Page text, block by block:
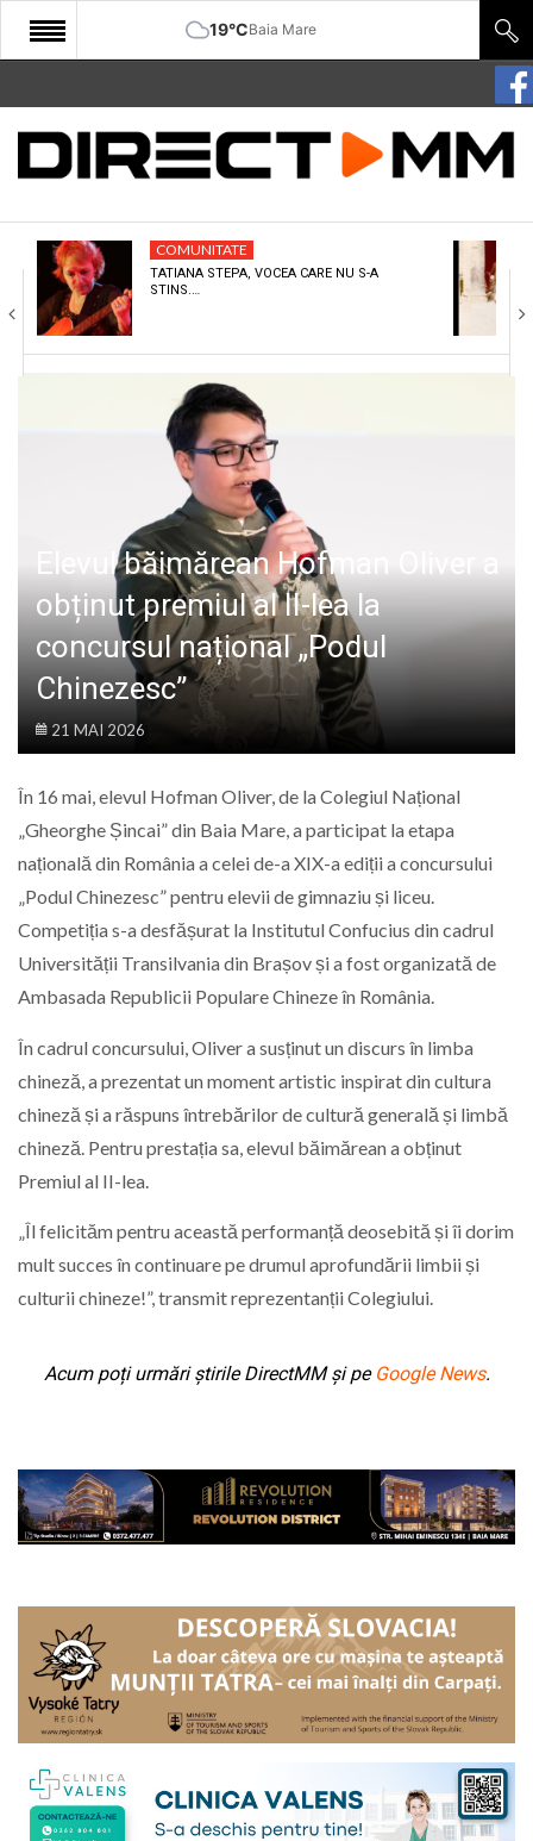
19°CBaia Mare
START
COMUNITATE
CULTURA
ECONOMIE
SANATATE
COMUNITATE
TATIANA STEPA, VOCEA CARE NU S-A
STINS.…
Elevul băimărean Hofman Oliver a
obținut premiul al II-lea la
concursul național „Podul
Chinezesc”
21 MAI 2026
În 16 mai, elevul Hofman Oliver, de la Colegiul Național
„Gheorghe Șincai” din Baia Mare, a participat la etapa
națională din România a celei de-a XIX-a ediții a concursului
„Podul Chinezesc” pentru elevii de gimnaziu și liceu.
Competiția s-a desfășurat la Institutul Confucius din cadrul
Universității Transilvania din Brașov și a fost organizată de
Ambasada Republicii Populare Chineze în România.
În cadrul concursului, Oliver a susținut un discurs în limba
chineză, a prezentat un moment artistic inspirat din cultura
chineză și a răspuns întrebărilor de cultură generală și limbă
chineză. Pentru prestația sa, elevul băimărean a obținut
Premiul al II-lea.
„Îl felicităm pentru această performanță deosebită și îi dorim
mult succes în continuare pe drumul aprofundării limbii și
culturii chineze!”, transmit reprezentanții Colegiului.
Acum poți urmări știrile DirectMM și pe Google News.